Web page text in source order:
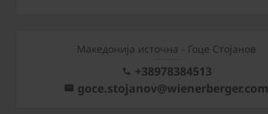
Македонија источна - Гоце Стојанов
+38978384513
goce.stojanov@wienerberger.com